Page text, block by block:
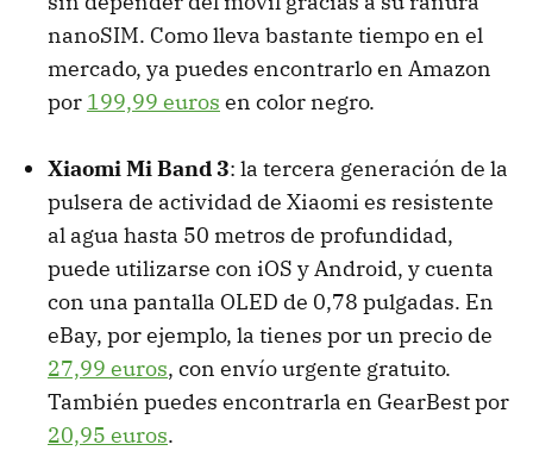
nanoSIM. Como lleva bastante tiempo en el
mercado, ya puedes encontrarlo en Amazon
por 199,99 euros en color negro.
Xiaomi Mi Band 3: la tercera generación de la
pulsera de actividad de Xiaomi es resistente
al agua hasta 50 metros de profundidad,
puede utilizarse con iOS y Android, y cuenta
con una pantalla OLED de 0,78 pulgadas. En
eBay, por ejemplo, la tienes por un precio de
27,99 euros, con envío urgente gratuito.
También puedes encontrarla en GearBest por
20,95 euros.